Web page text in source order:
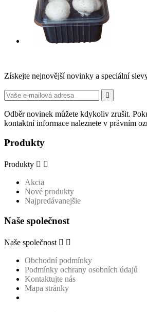
Získejte nejnovější novinky a speciální

Odběr novinek můžete kdykoliv zrušit.
kontaktní informace naleznete v právním
Produkty
Produkty  
Akcia
Nové produkty
Najpredávanejšie
Naše společnost
Naše společnost  
Obchodní podmínky
Podmínky ochrany osobních údajů
Kontaktujte nás
Mapa stránky